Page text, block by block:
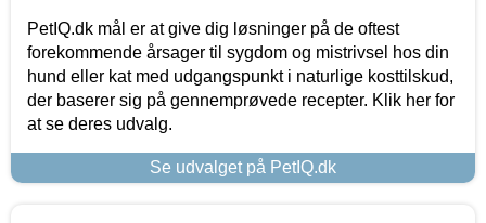
PetIQ.dk mål er at give dig løsninger på de oftest
forekommende årsager til sygdom og mistrivsel hos din
hund eller kat med udgangspunkt i naturlige kosttilskud,
der baserer sig på gennemprøvede recepter. Klik her for
at se deres udvalg.
Se udvalget på PetIQ.dk